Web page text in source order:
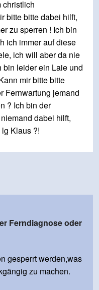
christlich
bitte bitte dabei hilft,
zu sperren ! Ich bin
ich immer auf diese
ich will aber da nie
bin leider ein Laie und
mir bitte bitte
Fernwartung jemand
? Ich bin der
dabei hilft,
Klaus ?!
Ferndiagnose oder
gesperrt werden,was
zu machen.